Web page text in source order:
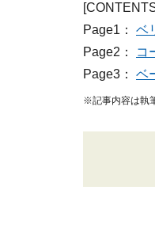
Page1： ベ
Page2：
コ
Page3： ベ
※記事内容は執